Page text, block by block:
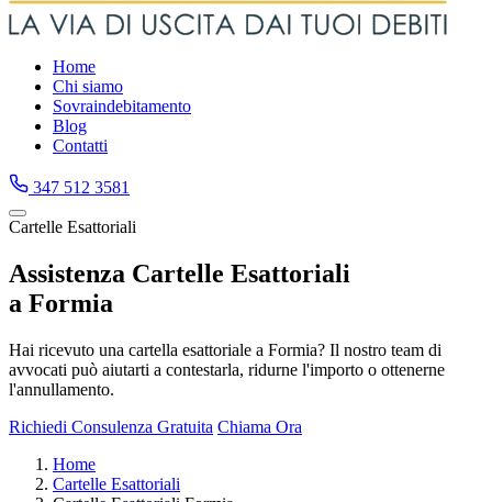
Home
Chi siamo
Sovraindebitamento
Blog
Contatti
347 512 3581
Cartelle Esattoriali
Assistenza Cartelle Esattoriali
a Formia
Hai ricevuto una cartella esattoriale a Formia? Il nostro team di
avvocati può aiutarti a contestarla, ridurne l'importo o ottenerne
l'annullamento.
Richiedi Consulenza Gratuita Chiama Ora
Home
Cartelle Esattoriali